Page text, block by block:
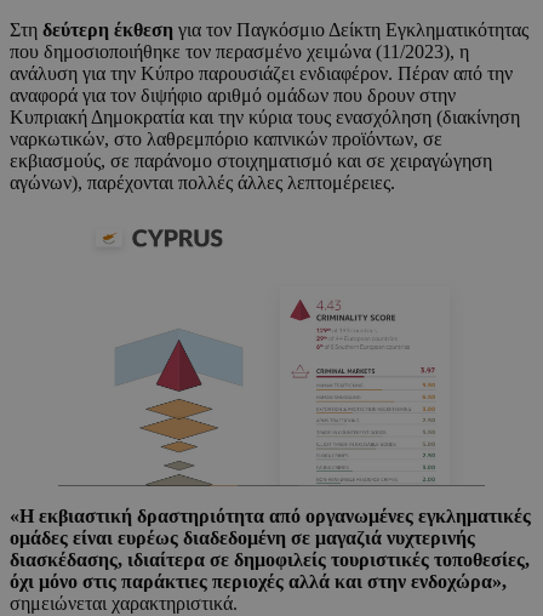
Στη δεύτερη έκθεση για τον Παγκόσμιο Δείκτη Εγκληματικότητας
που δημοσιοποιήθηκε τον περασμένο χειμώνα (11/2023), η
ανάλυση για την Κύπρο παρουσιάζει ενδιαφέρον. Πέραν από την
αναφορά για τον διψήφιο αριθμό ομάδων που δρουν στην
Κυπριακή Δημοκρατία και την κύρια τους ενασχόληση (διακίνηση
ναρκωτικών, στο λαθρεμπόριο καπνικών προϊόντων, σε
εκβιασμούς, σε παράνομο στοιχηματισμό και σε χειραγώγηση
αγώνων), παρέχονται πολλές άλλες λεπτομέρειες.
«Η εκβιαστική δραστηριότητα από οργανωμένες εγκληματικές
ομάδες είναι ευρέως διαδεδομένη σε μαγαζιά νυχτερινής
διασκέδασης, ιδιαίτερα σε δημοφιλείς τουριστικές τοποθεσίες,
όχι μόνο στις παράκτιες περιοχές αλλά και στην ενδοχώρα»,
σημειώνεται χαρακτηριστικά.